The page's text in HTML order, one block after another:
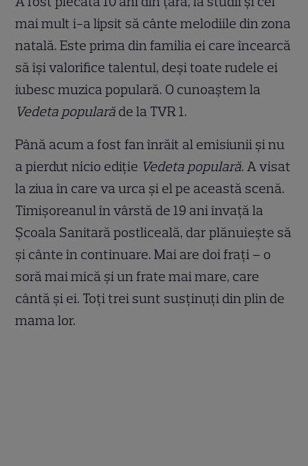
mai mult i-a lipsit să cânte melodiile din zona
natală. Este prima din familia ei care încearcă
să îşi valorifice talentul, deşi toate rudele ei
iubesc muzica populară. O cunoaştem la
Vedeta populară de la TVR 1.
Până acum a fost fan înrăit al emisiunii şi nu
a pierdut nicio ediţie Vedeta populară. A visat
la ziua în care va urca şi el pe această scenă.
Timişoreanul în vârstă de 19 ani învaţă la
Şcoala Sanitară postliceală, dar plănuieşte să
şi cânte în continuare. Mai are doi fraţi – o
soră mai mică şi un frate mai mare, care
cântă şi ei. Toţi trei sunt susţinuţi din plin de
mama lor.